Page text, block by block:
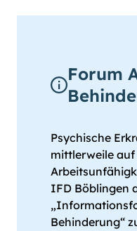
Forum
Psychische
mittlerweile auf
IFD Böblingen
Behinderung“